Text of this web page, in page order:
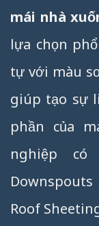
mái nhà
lựa chọn
tự với màu
giúp tạo sự
phần của
nghiệp
Roof